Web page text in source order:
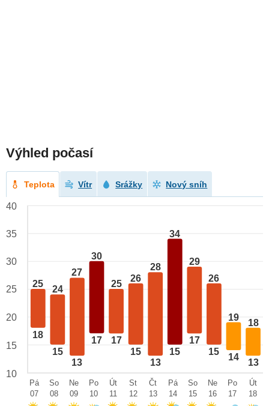
Výhled počasí
Teplota Vítr Srážky Nový sníh
25
18
24
15
27
13
30
17
25
17
26
15
28
13
34
15
29
17
26
15
19
14
18
13
40
35
30
25
20
15
10
Pá
07
So
08
Ne
09
Po
10
Út
11
St
12
Čt
13
Pá
14
So
15
Ne
16
Po
17
Út
18